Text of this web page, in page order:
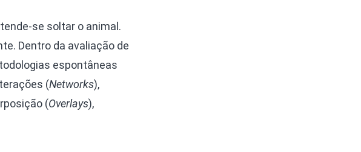
se soltar o animal.
Dentro da avaliação de
espontâneas
(Networks),
(Overlays),